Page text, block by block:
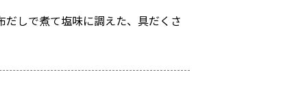
しで煮て塩味に調えた、具だくさ